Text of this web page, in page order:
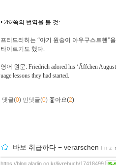
• 262쪽의 번역을 볼 것:
프리드리히는 “아기 원숭이 아우구스트헨”
타이르기도 했다.
영어 원문: Friedrich adored his ‘Äffchen
uage lessons they had started.
댓글(0) 먼댓글(0) 좋아요(2)
바보 취급하다 − verarschen ｌ n-z
https://blog.aladin.co.kr/livrebuch/17418499